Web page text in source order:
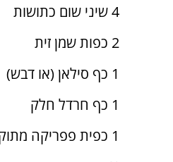
4 שיני שום כתושות
2 כפות שמן זית
1 כף סילאן (או דבש)
1 כף חרדל חלק
1 כפית פפריקה מתוקה